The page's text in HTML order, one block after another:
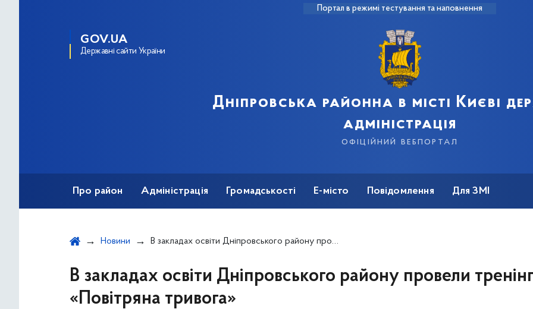
Портал в режимі тестування та наповнення
GOV.UA
Державні сайти України
Дніпровська районна в місті Києві
адміністрація
офіційний вебпортал
Про район Адміністрація Громадськості Е-місто Повідомлення Для ЗМІ
Новини В закладах освіти Дніпровського району провели тренінги «Повітряна тривога»
В закладах освіти Дніпровського району провели
«Повітряна тривога»